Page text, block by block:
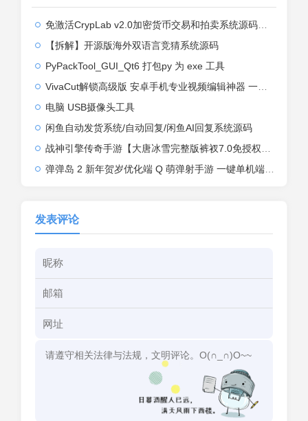
免激活CrypLab v2.0加密货币交易和拍卖系统源码，前台新增中文后台全部汉化
【拆解】开源版海外双语言竞猜系统源码
PyPackTool_GUI_Qt6 打包py 为 exe 工具
VivaCut解锁高级版 安卓手机专业视频编辑神器 一键式AI加持
电脑 USB摄像头工具
闲鱼自动发货系统/自动回复/闲鱼AI回复系统源码
战神引擎传奇手游【大唐冰雪完整版裤衩7.0免授权】2026整理特色服务端+寒冬之城+万象古城+天威大陆+大唐盛世【站长亲测】
弹弹岛 2 新年贺岁优化端 Q 萌弹射手游 一键单机端 + Linux 手工端 + GM 后台 + 安卓 iOS 双端带教程
发表评论